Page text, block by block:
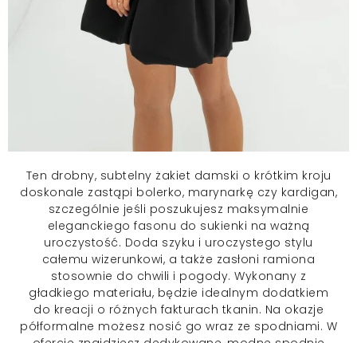
Ten drobny, subtelny żakiet damski o krótkim kroju
doskonale zastąpi bolerko, marynarkę czy kardigan,
szczególnie jeśli poszukujesz maksymalnie
eleganckiego fasonu do sukienki na ważną
uroczystość. Doda szyku i uroczystego stylu
całemu wizerunkowi, a także zasłoni ramiona
stosownie do chwili i pogody. Wykonany z
gładkiego materiału, będzie idealnym dodatkiem
do kreacji o różnych fakturach tkanin. Na okazje
półformalne możesz nosić go wraz ze spodniami. W